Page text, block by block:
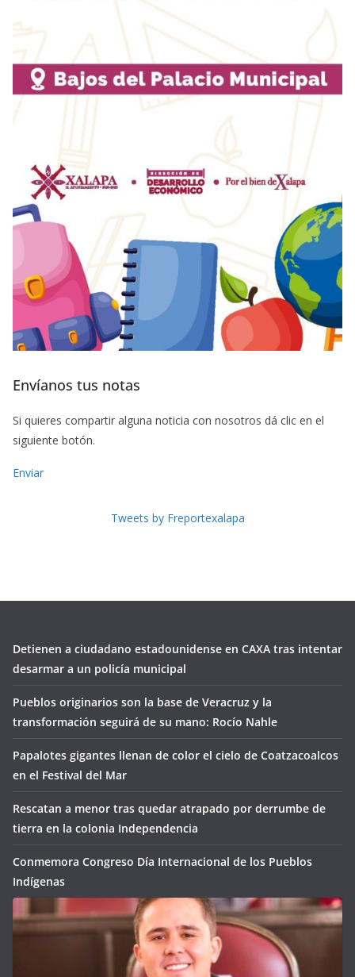
Envíanos tus notas
Si quieres compartir alguna noticia con nosotros dá clic en el
siguiente botón.
Enviar
Tweets by Freportexalapa
Detienen a ciudadano estadounidense en CAXA tras intentar
desarmar a un policía municipal
Pueblos originarios son la base de Veracruz y la
transformación seguirá de su mano: Rocío Nahle
Papalotes gigantes llenan de color el cielo de Coatzacoalcos
en el Festival del Mar
Rescatan a menor tras quedar atrapado por derrumbe de
tierra en la colonia Independencia
Conmemora Congreso Día Internacional de los Pueblos
Indígenas